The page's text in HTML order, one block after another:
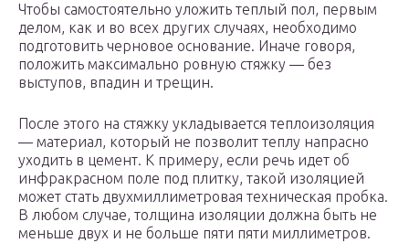
Чтобы самостоятельно уложить теплый пол, первым
делом, как и во всех других случаях, необходимо
подготовить черновое основание. Иначе говоря,
положить максимально ровную стяжку — без
выступов, впадин и трещин.
После этого на стяжку укладывается теплоизоляция
— материал, который не позволит теплу напрасно
уходить в цемент. К примеру, если речь идет об
инфракрасном поле под плитку, такой изоляцией
может стать двухмиллиметровая техническая пробка.
В любом случае, толщина изоляции должна быть не
меньше двух и не больше пяти пяти миллиметров.